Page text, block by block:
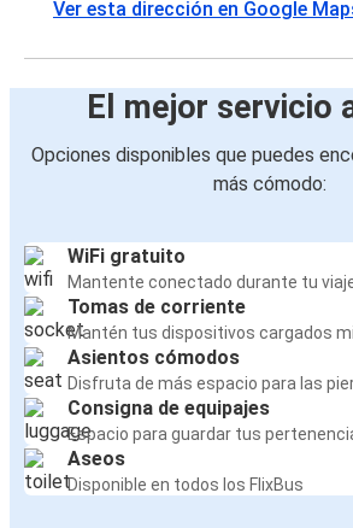
Ver esta dirección en Google
El mejor servicio
Opciones disponibles que puedes
más cómodo:
WiFi gratuito
Mantente conectado durante tu
Tomas de corriente
Mantén tus dispositivos cargados
Asientos cómodos
Disfruta de más espacio para las
Consigna de equipajes
Espacio para guardar tus
Aseos
Disponible en todos los FlixBus